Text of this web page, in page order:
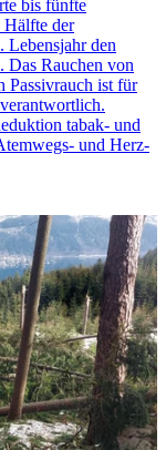
bis fünfte
Hälfte der
Lebensjahr den
Das Rauchen von
Passivrauch ist für
tabak- und
und Herz-